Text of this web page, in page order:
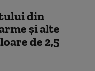
din
și alte
de 2,5